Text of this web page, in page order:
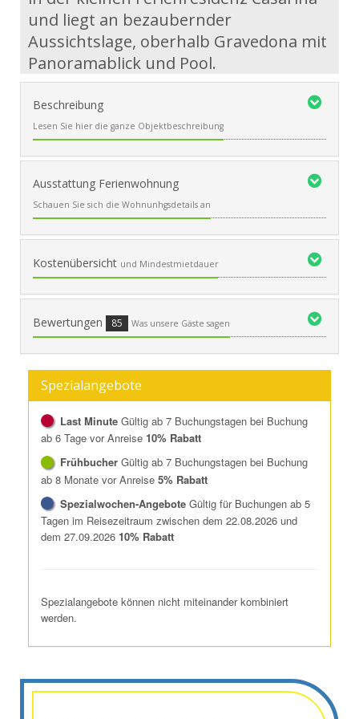
und liegt an bezaubernder
Aussichtslage, oberhalb Gravedona mit
Panoramablick und Pool.
Beschreibung
Lesen Sie hier die ganze Objektbeschreibung
Ausstattung Ferienwohnung
Schauen Sie sich die Wohnunhgsdetails an
Kostenübersicht und Mindestmietdauer
Bewertungen 85 Was unsere Gäste sagen
Spezialangebote
Last Minute Gültig ab 7 Buchungstagen bei Buchung
ab 6 Tage vor Anreise 10% Rabatt
Frühbucher Gültig ab 7 Buchungstagen bei Buchung
ab 8 Monate vor Anreise 5% Rabatt
Spezialwochen-Angebote Gültig für Buchungen ab 5
Tagen im Reisezeitraum zwischen dem 22.08.2026 und
dem 27.09.2026 10% Rabatt
Spezialangebote können nicht miteinander kombiniert
werden.